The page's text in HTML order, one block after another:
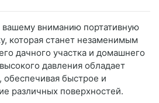
вашему вниманию портативную
которая станет незаменимым
дачного участка и домашнего
давления обладает
быстрое и
различных поверхностей.